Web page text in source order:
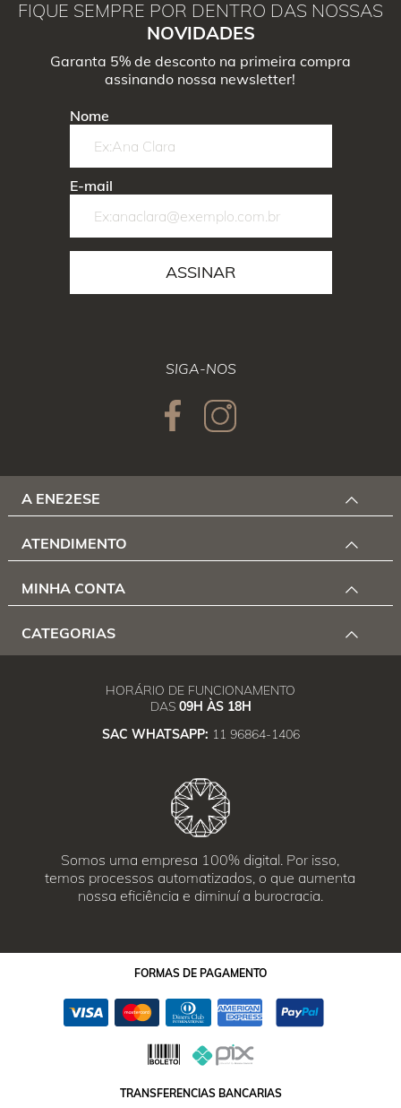
FIQUE SEMPRE POR DENTRO DAS NOSSAS
NOVIDADES
Garanta 5% de desconto na primeira compra
assinando nossa newsletter!
Nome
E-mail
ASSINAR
SIGA-NOS
A ENE2ESE
ATENDIMENTO
MINHA CONTA
CATEGORIAS
HORÁRIO DE FUNCIONAMENTO
DAS 09H ÀS 18H
SAC WHATSAPP: 11 96864-1406
Somos uma empresa 100% digital. Por isso,
temos processos automatizados, o que aumenta
nossa eficiência e diminuí a burocracia.
FORMAS DE PAGAMENTO
TRANSFERENCIAS BANCARIAS